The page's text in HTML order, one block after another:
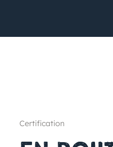
Certification